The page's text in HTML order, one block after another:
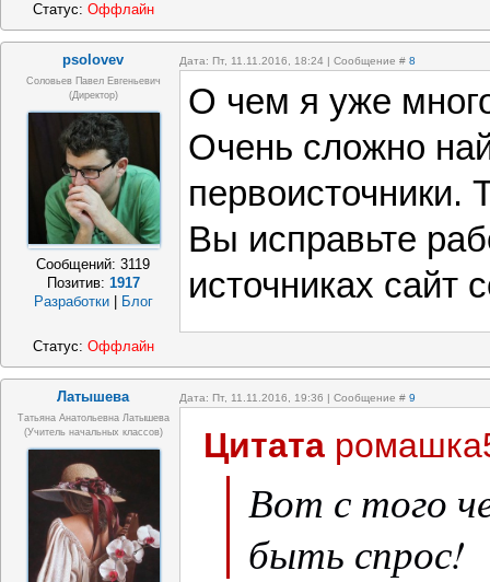
Статус: Оффлайн
psolovev Дата: Пт, 11.11.2016, 18:24 | Сообщение # 8
Соловьев Павел Евгеньевич
(Директор)
Сообщений:3119
Позитив: 1917
Разработки
Блог
О чем я уже
Очень сложно
первоисточники.
Вы исправьте
источниках сайт
Статус: Оффлайн
Латышева Дата: Пт, 11.11.2016, 19:36 | Сообщение # 9
Татьяна Анатольевна Латышева
(учитель начальных классов)
Цитата
Вот с того
быть спрос!